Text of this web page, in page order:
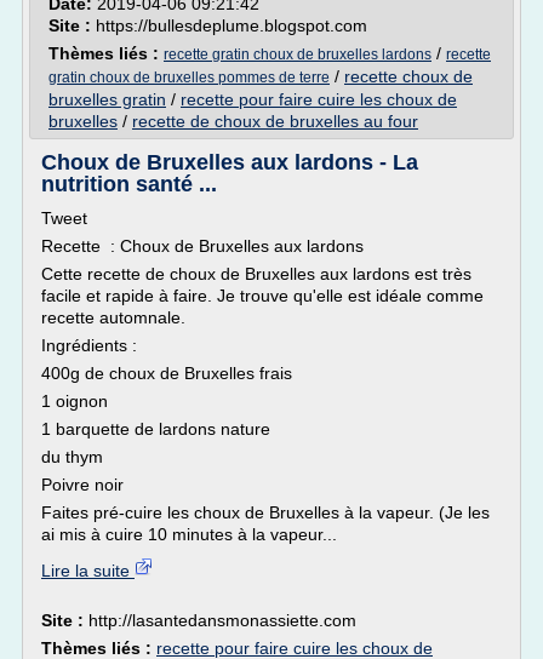
Site : https://bullesdeplume.blogspot.com
Thèmes liés : recette gratin choux de bruxelles lardons / recette
gratin choux de bruxelles pommes de terre / recette choux de
bruxelles gratin / recette pour faire cuire les choux de
bruxelles / recette de choux de bruxelles au four
Choux de Bruxelles aux lardons - La
nutrition santé ...
Tweet
Recette : Choux de Bruxelles aux lardons
Cette recette de choux de Bruxelles aux lardons est très
facile et rapide à faire. Je trouve qu'elle est idéale comme
recette automnale.
Ingrédients :
400g de choux de Bruxelles frais
1 oignon
1 barquette de lardons nature
du thym
Poivre noir
Faites pré-cuire les choux de Bruxelles à la vapeur. (Je les
ai mis à cuire 10 minutes à la vapeur...
Lire la suite
Site : http://lasantedansmonassiette.com
Thèmes liés : recette pour faire cuire les choux de